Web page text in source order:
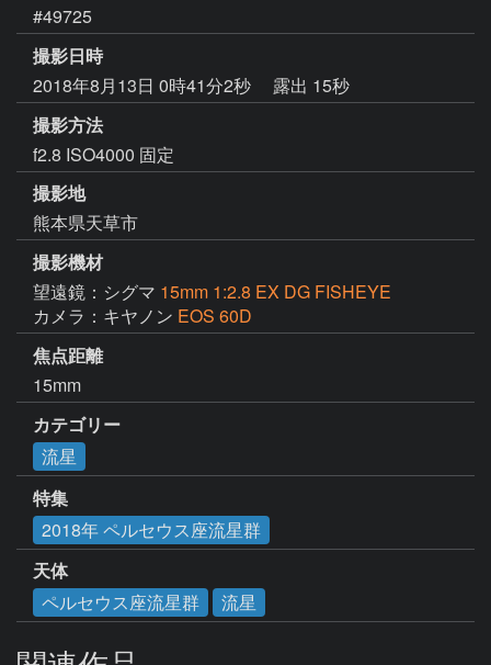
#49725
撮影日時
2018年8月13日 0時41分2秒
露出 15秒
撮影方法
f2.8 ISO4000 固定
撮影地
熊本県天草市
撮影機材
望遠鏡：シグマ 15mm 1:2.8 EX DG FISHEYE
カメラ：キヤノン EOS 60D
焦点距離
15mm
カテゴリー
流星
特集
2018年 ペルセウス座流星群
天体
ペルセウス座流星群
流星